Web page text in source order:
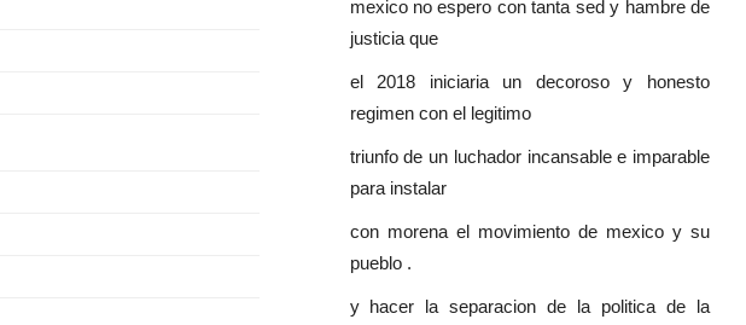
mexico no espero con tanta sed y hambre de
justicia que
el 2018 iniciaria un decoroso y honesto
regimen con el legitimo
triunfo de un luchador incansable e imparable
para instalar
con morena el movimiento de mexico y su
pueblo .
y hacer la separacion de la politica de la